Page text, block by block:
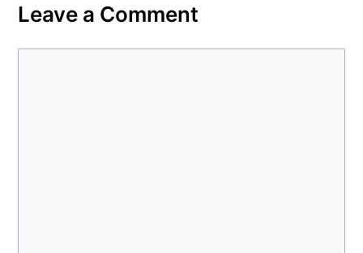
Leave a Comment